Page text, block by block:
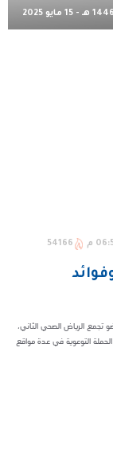
17 ذو القعدة 1446 هـ - 15 مايو 2025
م 54166
الرياض الصحي الثاني،
التوعوية في عدة مواقع